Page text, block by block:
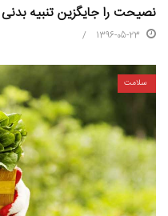
نصیحت را جایگزین تنبیه
1396-05-23
سلامت